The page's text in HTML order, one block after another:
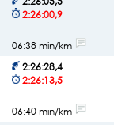
2:26:00,9
06:38 min/km
2:26:28,4
2:26:13,5
06:40 min/km